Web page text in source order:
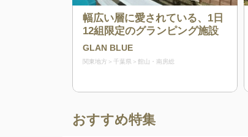
幅広い層に愛されている、1日
12組限定のグランピング施設
GLAN BLUE
関東地方 千葉県 館山・南房総
おすすめ特集